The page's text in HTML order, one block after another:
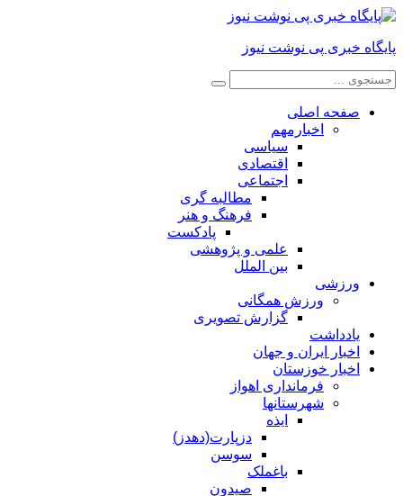
پایگاه خبری پی نوشت نیوز
صفحه اصلی
اخبارمهم
سیاسی
اقتصادی
اجتماعی
مطالبه گری
فرهنگ و هنر
پادکست
علمی و پژوهشی
بین الملل
ورزشی
ورزش همگانی
گزارش تصویری
یادداشت
اخبار ایران و جهان
اخبار خوزستان
فرمانداری اهواز
شهرستانها
ایذه
دزپارت(دهدز)
سوسن
باغملک
صیدون